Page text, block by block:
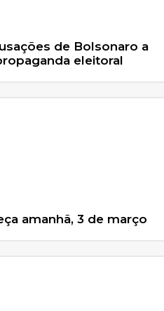
de Bolsonaro a
eleitoral
amanhã, 3 de março